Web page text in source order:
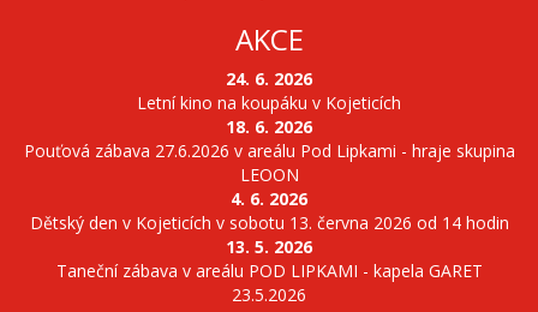
AKCE
24. 6. 2026
Letní kino na koupáku v Kojeticích
18. 6. 2026
Pouťová zábava 27.6.2026 v areálu Pod Lipkami - hraje skupina
LEOON
4. 6. 2026
Dětský den v Kojeticích v sobotu 13. června 2026 od 14 hodin
13. 5. 2026
Taneční zábava v areálu POD LIPKAMI - kapela GARET
23.5.2026